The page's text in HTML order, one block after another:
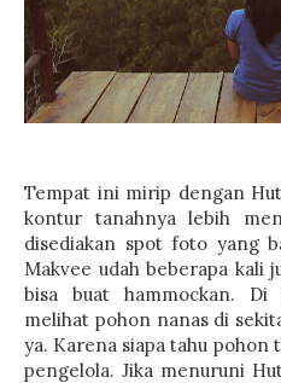
Tempat ini mirip dengan
kontur tanahnya lebih
disediakan spot foto yang
Makvee udah beberapa kali
bisa buat hammockan.
melihat pohon nanas di
ya. Karena siapa tahu
pengelola. Jika menuruni